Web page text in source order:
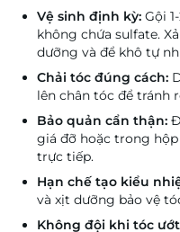
Vệ sinh định kỳ: Gội
không chứa sulfate.
dưỡng và để khô tự
Chải tóc đúng cách:
lên chân tóc để tránh
Bảo quản cẩn thận:
giá đỡ hoặc trong
trực tiếp.
Hạn chế tạo kiểu
và xịt dưỡng bảo vệ
Không đội khi tóc